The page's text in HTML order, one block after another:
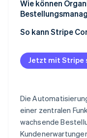
Wie können
So kann Stripe
Jetzt mit Stripe
Die
einer zentralen
wachsende